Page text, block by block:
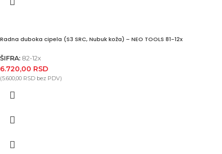
Radna duboka cipela (S3 SRC, Nubuk koža) – NEO TOOLS 81-12x
ŠIFRA: 82-12x
6.720,00 RSD
(5.600,00 RSD bez PDV)